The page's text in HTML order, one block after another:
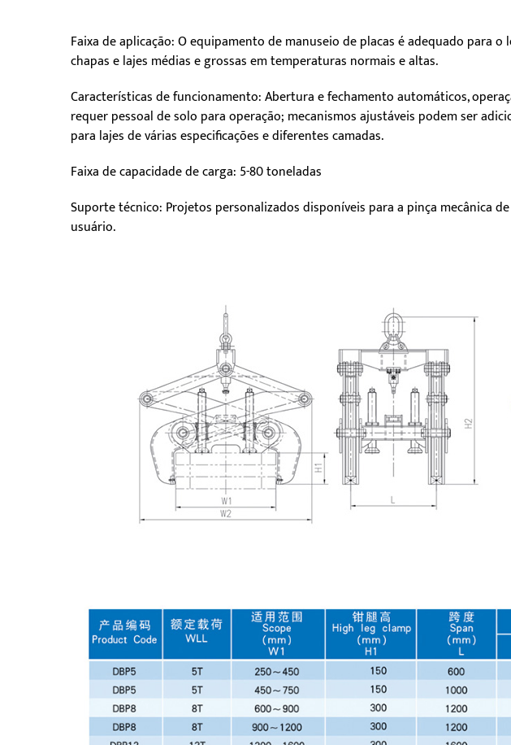
Faixa de aplicação: O equipamento de manuseio de placas é adequado para
chapas e lajes médias e grossas em temperaturas normais e altas.
Características de funcionamento: Abertura e fechamento automáticos,
requer pessoal de solo para operação; mecanismos ajustáveis podem ser
para lajes de várias especificações e diferentes camadas.
Faixa de capacidade de carga: 5-80 toneladas
Suporte técnico: Projetos personalizados disponíveis para a pinça mecânica
usuário.